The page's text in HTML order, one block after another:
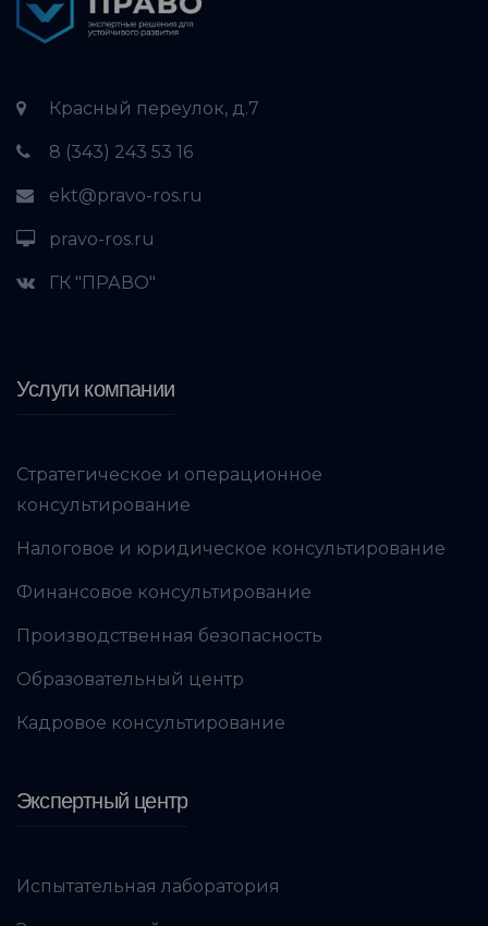
Красный переулок, д.7
8 (343) 243 53 16
ekt@pravo-ros.ru
pravo-ros.ru
ГК "ПРАВО"
Услуги компании
Стратегическое и операционное
консультирование
Налоговое и юридическое консультирование
Финансовое консультирование
Производственная безопасность
Образовательный центр
Кадровое консультирование
Экспертный центр
Испытательная лаборатория